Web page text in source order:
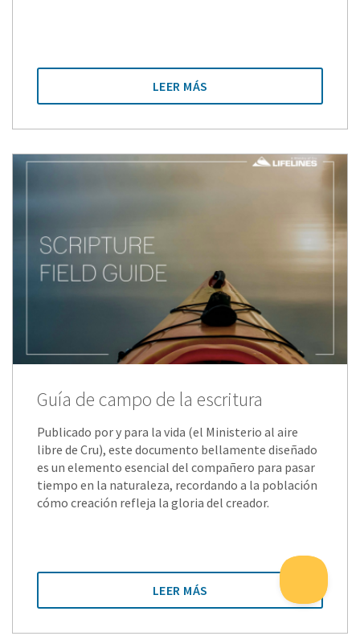
LEER MÁS
Guía de campo de la escritura
Publicado por y para la vida (el Ministerio al aire
libre de Cru), este documento bellamente diseñado
es un elemento esencial del compañero para pasar
tiempo en la naturaleza, recordando a la población
cómo creación refleja la gloria del creador.
LEER MÁS